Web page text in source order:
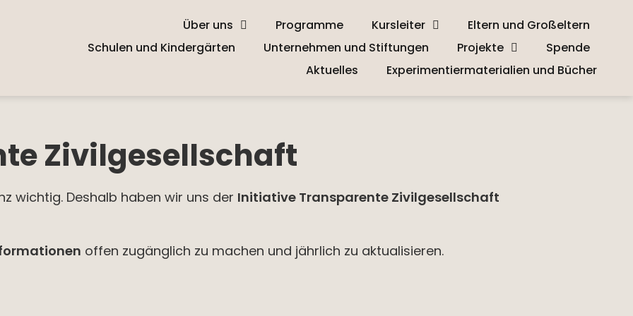
Über uns Programme Kursleiter
Eltern und Großeltern
Schulen und Kindergärten
Unternehmen und Stiftungen Projekte
Spende
Aktuelles
Experimentiermaterialien und Bücher
Zivilgesellschaft
wichtig. Deshalb haben wir uns der Initiative Transparente Zivilgesellschaft
offen zugänglich zu machen und jährlich zu aktualisieren.